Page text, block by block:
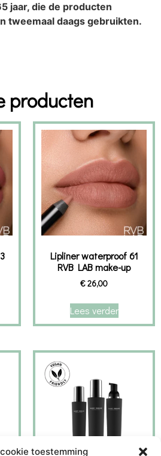
toestemming
jaar, die de producten
tweemaal daags gebruikten.
producten
Lipliner waterproof 61
RVB LAB make-up
€26,00
Lees verder